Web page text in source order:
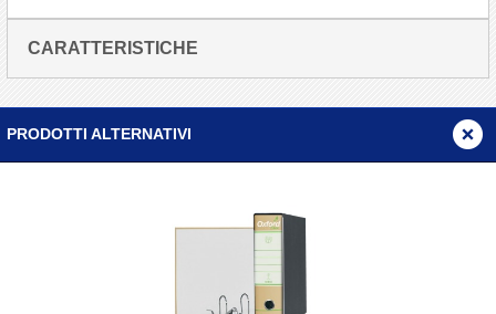
CARATTERISTICHE
PRODOTTI ALTERNATIVI